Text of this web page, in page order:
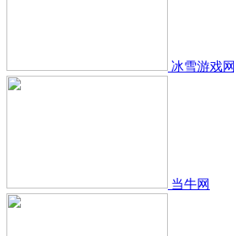
冰雪游戏网
当牛网